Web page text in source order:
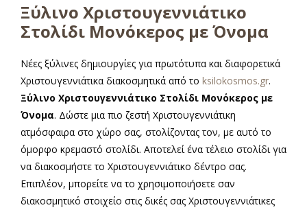
Ξύλινο Χριστουγεννιάτικο
Στολίδι Μονόκερος με Όνομα
Νέες ξύλινες δημιουργίες για πρωτότυπα και διαφορετικά
Χριστουγεννιάτικα διακοσμητικά από το ksilokosmos.gr.
Ξύλινο Χριστουγεννιάτικο Στολίδι Μονόκερος με
Όνομα. Δώστε μια πιο ζεστή Χριστουγεννιάτικη
ατμόσφαιρα στο χώρο σας, στολίζοντας τον, με αυτό το
όμορφο κρεμαστό στολίδι. Αποτελεί ένα τέλειο στολίδι για
να διακοσμήστε το Χριστουγεννιάτικο δέντρο σας.
Επιπλέον, μπορείτε να το χρησιμοποιήσετε σαν
διακοσμητικό στοιχείο στις δικές σας Χριστουγεννιάτικες